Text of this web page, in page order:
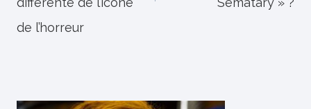
de l’horreur